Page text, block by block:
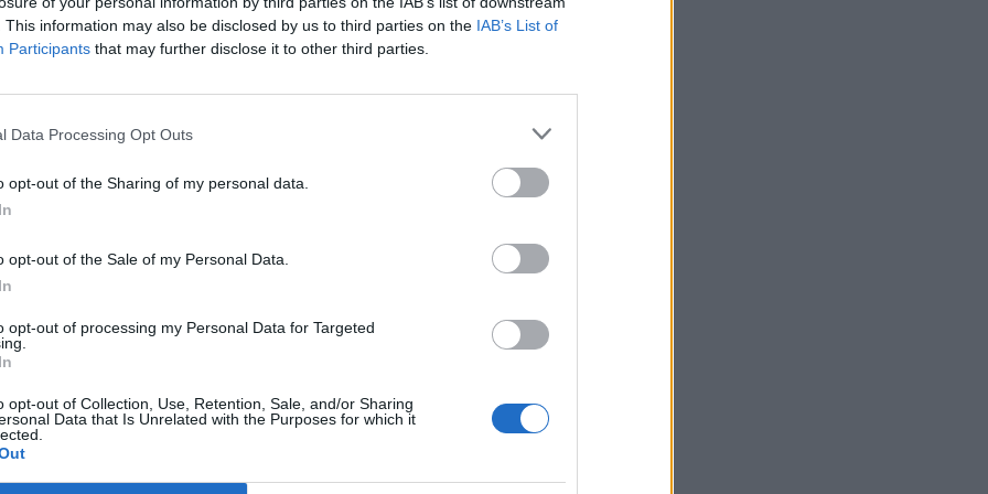
This information may also be disclosed by us to third parties on the IAB’s List of
Participants that may further disclose it to other third parties.
Data Processing Opt Outs
opt-out of the Sharing of my personal data.
opt-out of the Sale of my Personal Data.
opt-out of processing my Personal Data for Targeted
opt-out of Collection, Use, Retention, Sale, and/or Sharing
Data that Is Unrelated with the Purposes for which it
azért kelt ki magából, mert Herszonban és környékén az orosz csapatok lőnek
segítőink megpróbálják megmenteni őket, rájuk lőnek. Az elárasztott házak
látják, hogy fuldoklók úsznak el mellettük. Ezt...
portfolio.hu hírarchívumához tartozik, melynek olvasása előfizetéses
cikkarchívum
elmúlt 2 év napon belüli
Előfizetés